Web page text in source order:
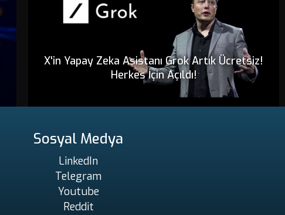
X'in Yapay Zeka Asistanı Grok Artık Ücretsiz!
Herkes İçin Açıldı!
Sosyal Medya
LinkedIn
Telegram
Youtube
Reddit